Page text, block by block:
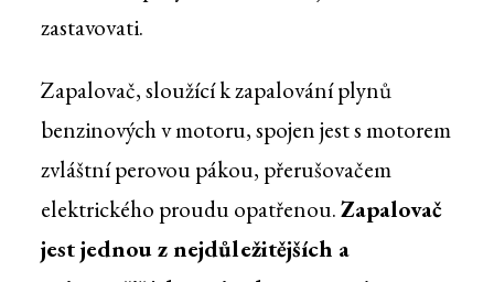
zastavovati.
Zapalovač, sloužící k zapalování plynů
benzinových v motoru, spojen jest s motorem
zvláštní perovou pákou, přerušovačem
elektrického proudu opatřenou.Zapalovač
jest jednou z nejdůležitějších a